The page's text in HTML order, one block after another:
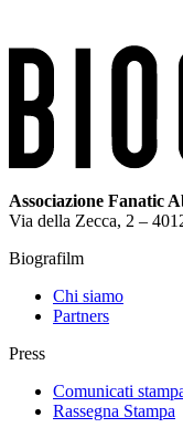
Associazione Fanatic
Via della Zecca, 2 –
Biografilm
Chi siamo
Partners
Press
Comunicati
Rassegna Stampa